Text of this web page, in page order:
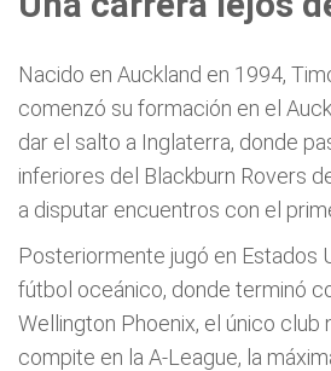
Nacido en Auckland en 1994,
comenzó su formación en el
dar el salto a Inglaterra, donde
inferiores del Blackburn Rovers
a disputar encuentros con el
Posteriormente jugó en Estados
fútbol oceánico, donde terminó
Wellington Phoenix, el único club
compite en la A-League, la